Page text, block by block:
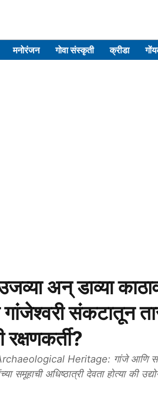
मनोरंजन गोवा संस्कृती क्रीडा
उजव्या अन् डाव्या
संकटातून
रक्षणकर्ती?
Heritage: गांजे आणि
समूहाची अधिष्ठात्री देवता होत्या की